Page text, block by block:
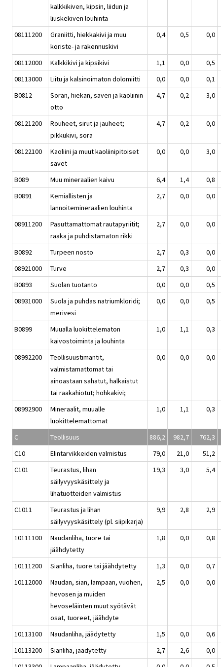
kalkkikiven, kipsin, liidun ja
liuskekiven louhinta
08111200
Graniitti, hiekkakivi ja muu
koriste- ja rakennuskivi
0,4 0,5 0,0
08112000 Kalkkikivi ja kipsikivi 1,1 0,0
0,5
08113000
Liitu ja kalsinoimaton dolomiitti 0,0 0,0
0,1
B0812
Soran, hiekan, saven ja kaoliinin
otto
4,7 0,2 3,0
08121200
Rouheet, sirut ja jauheet;
pikkukivi, sora
4,7 0,2 0,0
08122100
Kaoliini ja muut kaoliinipitoiset
savet
0,0 0,0 3,0
B089 Muu mineraalien kaivu 6,4 1,4
0,8
B0891
Kemiallisten ja
lannoitemineraalien louhinta
2,7 0,0 0,0
08911200
Pasuttamattomat rautapyriitit;
raaka ja puhdistamaton rikki
2,7 0,0 0,0
B0892 Turpeen nosto 2,7 0,3
0,0
08921000
Turve 2,7 0,3
0,0
B0893
Suolan tuotanto 0,0 0,0
0,5
08931000
Suola ja puhdas natriumkloridi;
merivesi
0,0 0,0 0,5
B0899
Muualla luokittelematon
kaivostoiminta ja louhinta
1,0 1,1 0,3
08992200
Teollisuustimantit,
valmistamattomat tai
ainoastaan sahatut, halkaistut
tai raakahiotut; hohkakivi;
0,0 0,0 0,0
08992900
Mineraalit, muualle
luokittelemattomat
1,0 1,1 0,3
C Teollisuus 886,2 982,7
762,3
C10
Elintarvikkeiden valmistus 79,0 21,0
51,2
C101
Teurastus, lihan
säilyvyyskäsittely ja
lihatuotteiden valmistus
19,3 3,0 5,4
C1011
Teurastus ja lihan
säilyvyyskäsittely (pl. siipikarja)
9,9 2,8 2,9
10111100
Naudanliha, tuore tai
jäähdytetty
1,8 0,0 0,8
10111200 Sianliha, tuore tai jäähdytetty 1,3 0,0
0,7
10112000
Naudan, sian, lampaan, vuohen,
hevosen ja muiden
hevoseläinten muut syötävät
osat, tuoreet, jäähdyte
2,5 0,0 0,0
10113100 Naudanliha, jäädytetty 1,5 0,0
0,6
10113200
Sianliha, jäädytetty 2,7 2,6
0,0